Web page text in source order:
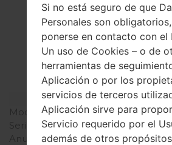
La
akaLG G4
Modelo y sus
Modelo
Serie
LG G4
Anunciado
Abril,
Si no está seguro de que
Personales son
ponerse en contacto con el
Un uso de Cookies – o de
herramientas de
Aplicación o por los
servicios de terceros
Aplicación sirve para
Servicio requerido por el
además de otros